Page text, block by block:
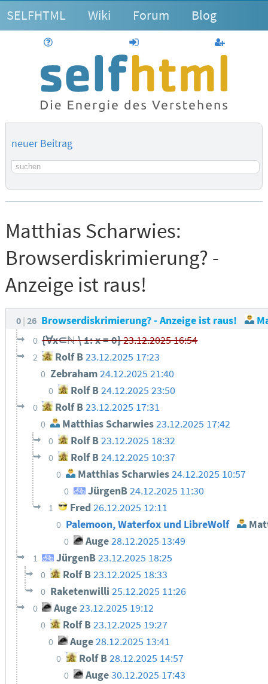
SELFHTML Wiki Forum Blog
anmelden
neuer Beitrag
Suchbegriff
Matthias Scharwies:
Browserdiskrimierung? -
Anzeige ist raus!
0 26 Browserdiskrimierung? - Anzeige ist raus!
0 {∀x⊂ℕ \ 1: x = 0}23.12.2025 16:54
2 Rolf B23.12.2025 17:23
0 Zebraham24.12.2025 21:40
0 Rolf B 24.12.2025 23:50
0 Rolf B23.12.2025 17:31
0 Matthias Scharwies 23.12.2025 17:42
0 Rolf B 23.12.2025 18:32
0 Rolf B 24.12.2025 10:37
0 Matthias Scharwies24.12.2025 10:57
0 JürgenB24.12.2025 11:30
1 Fred 26.12.2025 12:11
0 Palemoon, Waterfox und LibreWolf
0 Auge28.12.2025 13:49
1 JürgenB 23.12.2025 18:25
0 Rolf B23.12.2025 18:33
0 Raketenwilli 25.12.2025 11:26
0 Auge23.12.2025 19:12
0 Rolf B23.12.2025 19:27
0 Auge28.12.2025 13:41
0 Rolf B28.12.2025 14:57
0 Auge30.12.2025 17:43